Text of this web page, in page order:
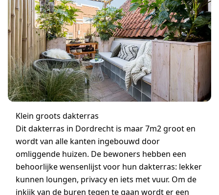
Klein groots dakterras
Dit dakterras in Dordrecht is maar 7m2 groot en
wordt van alle kanten ingebouwd door
omliggende huizen. De bewoners hebben een
behoorlijke wensenlijst voor hun dakterras: lekker
kunnen loungen, privacy en iets met vuur. Om de
inkijk van de buren tegen te gaan wordt er een